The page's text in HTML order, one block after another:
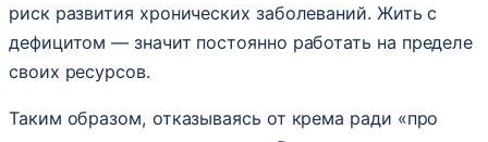
риск развития хронических заболеваний. Жить с
дефицитом — значит постоянно работать на пределе
своих ресурсов.
Таким образом, отказываясь от крема ради «про